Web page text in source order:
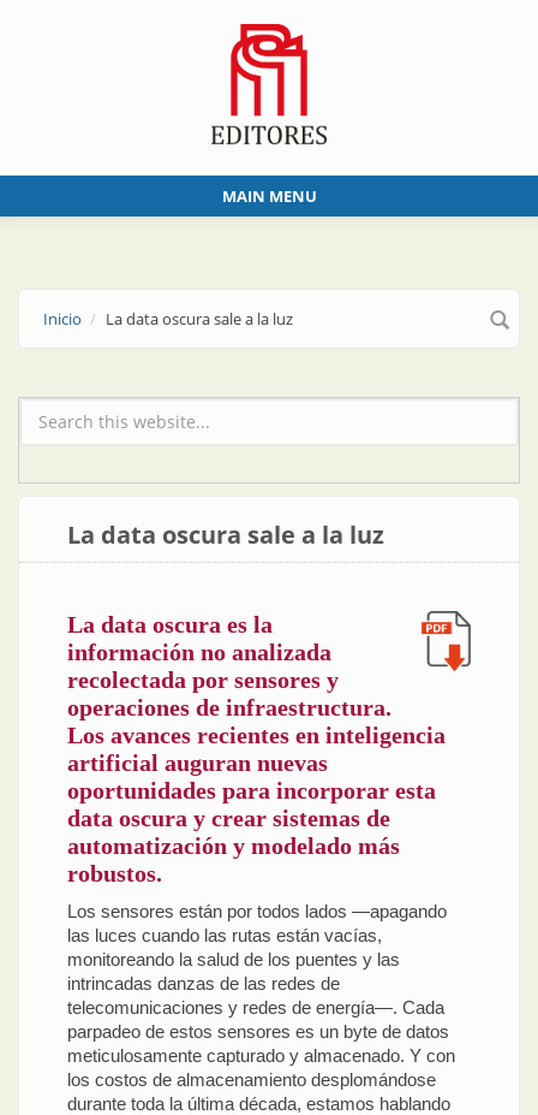
MAIN MENU
Inicio La data oscura sale a la luz
Formulario de búsqueda
La data oscura sale a la luz
La data oscura es la
información no analizada
recolectada por sensores y
operaciones de infraestructura.
Los avances recientes en inteligencia
artificial auguran nuevas
oportunidades para incorporar esta
data oscura y crear sistemas de
automatización y modelado más
robustos.
Los sensores están por todos lados —apagando
las luces cuando las rutas están vacías,
monitoreando la salud de los puentes y las
intrincadas danzas de las redes de
telecomunicaciones y redes de energía—. Cada
parpadeo de estos sensores es un byte de datos
meticulosamente capturado y almacenado. Y con
los costos de almacenamiento desplomándose
durante toda la última década, estamos hablando